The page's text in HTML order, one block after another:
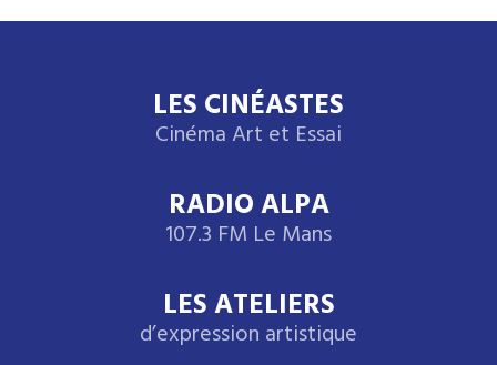
LES CINÉASTES
Cinéma Art et Essai
RADIO ALPA
107.3 FM Le Mans
LES ATELIERS
d’expression artistique